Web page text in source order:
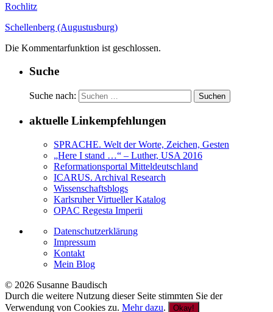
Rochlitz
Schellenberg (Augustusburg)
Die Kommentarfunktion ist geschlossen.
Suche
Suche nach:
aktuelle Linkempfehlungen
SPRACHE. Welt der Worte, Zeichen, Gesten
„Here I stand …“ – Luther, USA 2016
Reformationsportal Mitteldeutschland
ICARUS. Archival Research
Wissenschaftsblogs
Karlsruher Virtueller Katalog
OPAC Regesta Imperii
Datenschutzerklärung
Impressum
Kontakt
Mein Blog
© 2026 Susanne Baudisch
Durch die weitere Nutzung dieser Seite stimmten Sie der
Verwendung von Cookies zu. Mehr dazu. Okay!